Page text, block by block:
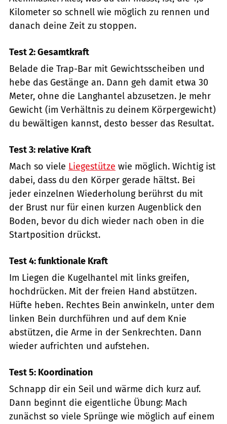
Kilometer so schnell wie möglich zu rennen und
danach deine Zeit zu stoppen.
Test 2: Gesamtkraft
Belade die Trap-Bar mit Gewichtsscheiben und
hebe das Gestänge an. Dann geh damit etwa 30
Meter, ohne die Langhantel abzusetzen. Je mehr
Gewicht (im Verhältnis zu deinem Körpergewicht)
du bewältigen kannst, desto besser das Resultat.
Test 3: relative Kraft
Mach so viele Liegestütze wie möglich. Wichtig ist
dabei, dass du den Körper gerade hältst. Bei
jeder einzelnen Wiederholung berührst du mit
der Brust nur für einen kurzen Augenblick den
Boden, bevor du dich wieder nach oben in die
Startposition drückst.
Test 4: funktionale Kraft
Im Liegen die Kugelhantel mit links greifen,
hochdrücken. Mit der freien Hand abstützen.
Hüfte heben. Rechtes Bein anwinkeln, unter dem
linken Bein durchführen und auf dem Knie
abstützen, die Arme in der Senkrechten. Dann
wieder aufrichten und aufstehen.
Test 5: Koordination
Schnapp dir ein Seil und wärme dich kurz auf.
Dann beginnt die eigentliche Übung: Mach
zunächst so viele Sprünge wie möglich auf einem